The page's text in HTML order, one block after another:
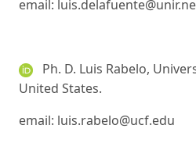
email:
Ph. D. Luis Rabelo,
United States.
email: luis.rabelo@ucf.edu